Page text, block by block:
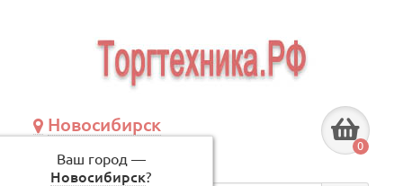
Новосибирск
Ваш город —
Новосибирск?
по будням, с 09:00 до 18:00
0